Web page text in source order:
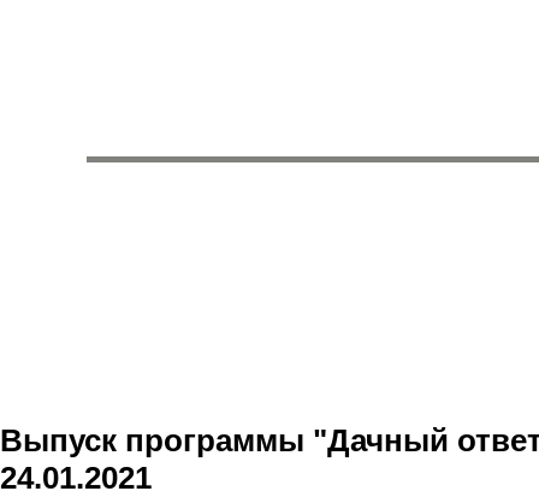
Выпуск программы "Дачный
24.01.2021